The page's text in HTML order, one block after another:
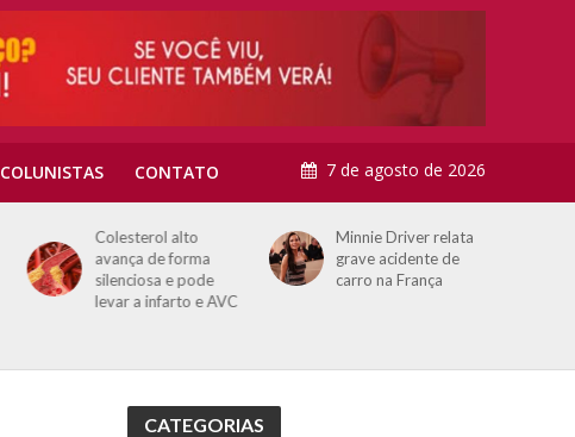
COLUNISTAS CONTATO 7 de agosto de 2026
Colesterol alto
avança de forma
silenciosa e pode
levar a infarto e AVC
Minnie Driver relata
grave acidente de
carro na França
CATEGORIAS